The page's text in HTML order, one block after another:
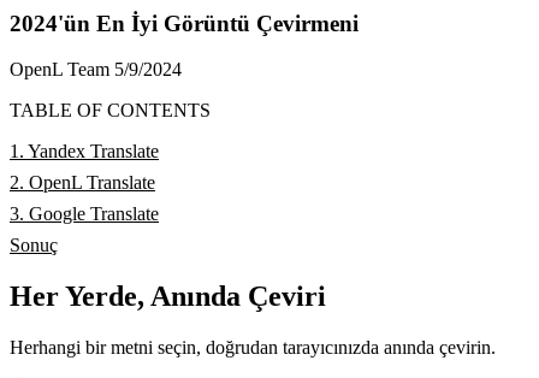
2024'ün En İyi Görüntü Çevirmeni
OpenL Team 5/9/2024
TABLE OF CONTENTS
1. Yandex Translate
2. OpenL Translate
3. Google Translate
Sonuç
Her Yerde, Anında Çeviri
Herhangi bir metni seçin, doğrudan tarayıcınızda anında çevirin.